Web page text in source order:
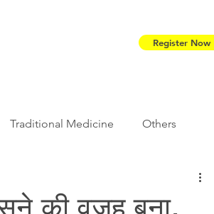
Register Now
Traditional Medicine Others
Tribal Warriors